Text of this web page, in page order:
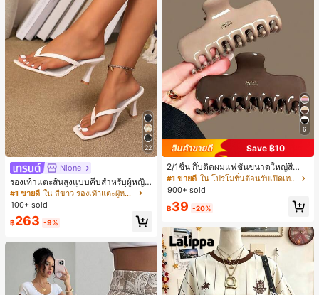
22
Nione
รองเท้าแตะส้นสูงแบบคีบสำหรับผู้หญิง
สไตล์คลาสสิก สีบล็อก สไตล์แฟรี่ฤดูร้อ
น ส้นเข็ม รองเท้าแตะแบบคีบ รองเท้าแ
ตะชายหาดแฟชั่นสายไขว้ รองเท้าผู้ห
ญิง สำหรับออฟฟิศ บ้าน กลางแจ้ง ดีไซ
น์หัวเหลี่ยม ชิคและหรูหรา สำหรับเดทไ
นท์
#1 ขายดี
ใน สีขาว รองเท้าแตะผู้หญิง
100+ sold
฿263 -9%
6
Save ฿10
2/1ชิ้น กิ๊บติดผมแฟชั่นขนาดใหญ่สีน้ำ
ตาลชานมสำหรับผู้หญิง เหมาะสำหรับก
ารอาบน้ำ ล้างหน้า และจัดแต่งทรงผม
#1 ขายดี
ใน โปรโมชั่นต้อนรับเปิดเทอม เครื่องประดับผมผู้หญิง
900+ sold
฿39 -20%